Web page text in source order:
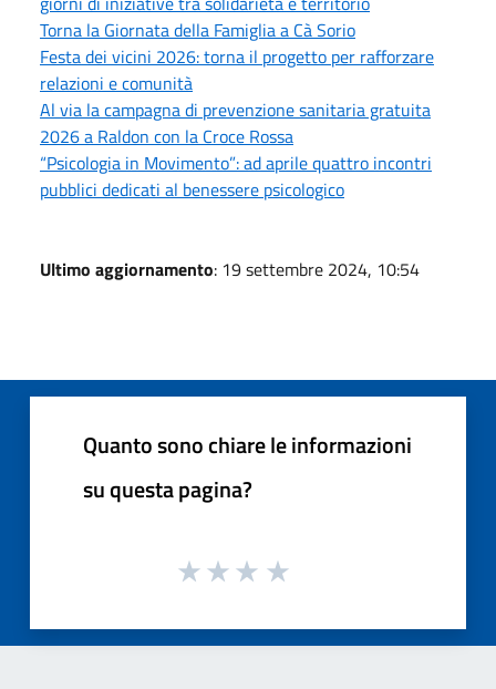
Torna la Giornata della Famiglia a Cà Sorio
Festa dei vicini 2026: torna il progetto per rafforzare
relazioni e comunità
Al via la campagna di prevenzione sanitaria gratuita
2026 a Raldon con la Croce Rossa
“Psicologia in Movimento”: ad aprile quattro incontri
pubblici dedicati al benessere psicologico
Ultimo aggiornamento: 19 settembre 2024, 10:54
Quanto sono chiare le informazioni
su questa pagina?